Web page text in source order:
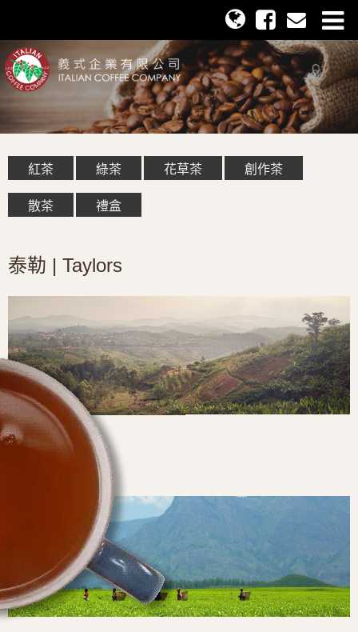
紅茶 綠茶 花草茶
創作茶
散茶
禮盒
泰勒 | Taylors